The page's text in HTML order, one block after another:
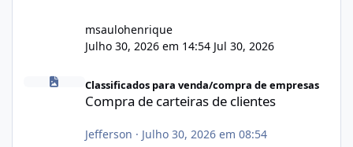
msaulohenrique
Julho 30, 2026 em 14:54 Jul 30, 2026
Classificados para venda/compra de empresas
Compra de carteiras de clientes
Jefferson · Julho 30, 2026 em 08:54